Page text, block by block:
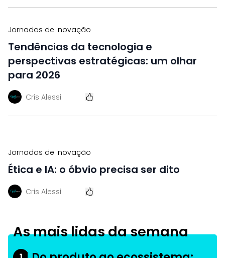
Jornadas de inovação
Tendências da tecnologia e
perspectivas estratégicas: um olhar
para 2026
Cris Alessi
Jornadas de inovação
Ética e IA: o óbvio precisa ser dito
Cris Alessi
As mais lidas da semana